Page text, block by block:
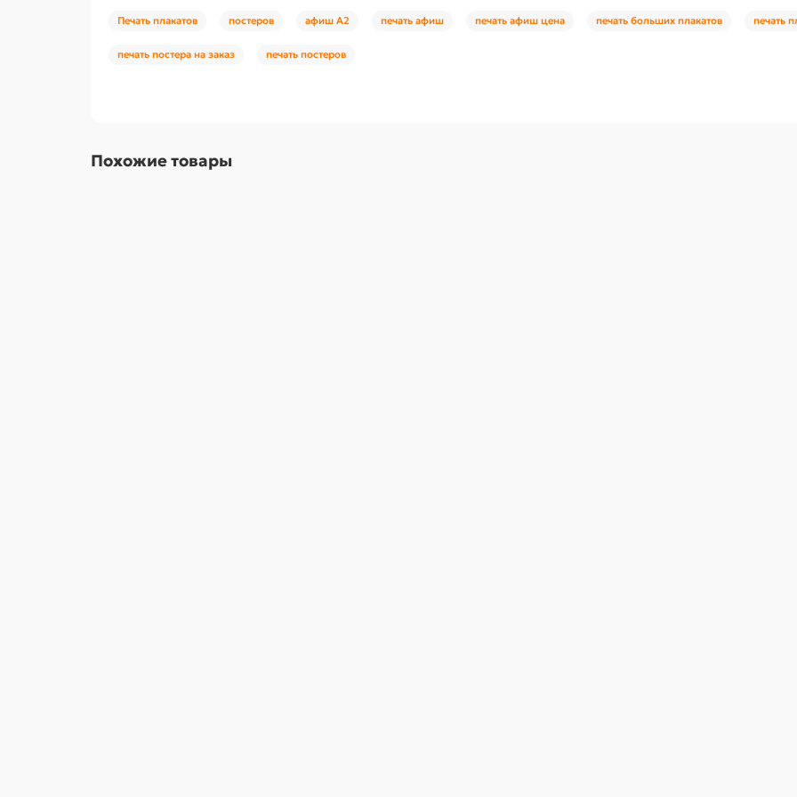
Печать плакатов постеров афиш А2 печать афиш печать афиш цена печать больших плакатов печать
печать постера на заказ печать постеров
Похожие товары